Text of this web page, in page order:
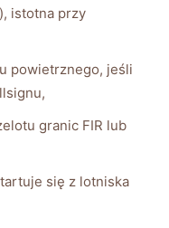
istotna przy
powietrznego, jeśli
granic FIR lub
się z lotniska